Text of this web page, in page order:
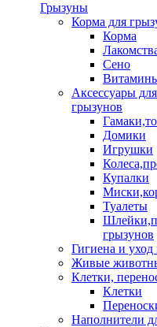
Грызуны
Корма для
Корма
Сено
Аксессуары
грызунов
Домики
Игрушки
Купалки
Туалеты
грызунов
Гигиена и
Живые
Клетки,
Клетки
Наполнители